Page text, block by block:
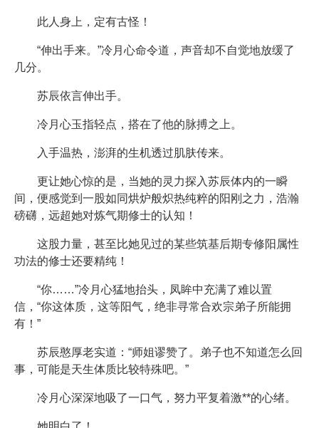
此人身上，定有古怪！
“伸出手来。”冷月心命令道，声音却不自觉地放缓了
几分。
苏辰依言伸出手。
冷月心玉指轻点，搭在了他的脉搏之上。
入手温热，澎湃的生机透过肌肤传来。
更让她心惊的是，当她的灵力探入苏辰体内的一瞬
间，便感觉到一股如同烘炉般炽热纯粹的阳刚之力，浩瀚
磅礴，远超她对炼气期修士的认知！
这股力量，甚至比她见过的某些筑基后期专修阳属性
功法的修士还要精纯！
“你……”冷月心猛地抬头，凤眸中充满了难以置
信，“你这体质，这等阳气，绝非寻常合欢宗弟子所能拥
有！”
苏辰憨厚老实道：“师姐谬赞了。弟子也不知道怎么回
事，可能是天生体质比较特殊吧。”
冷月心深深地吸了一口气，努力平复着激**的心绪。